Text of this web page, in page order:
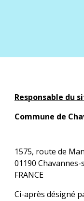
Responsable du
Commune de
1575, route de
01190
FRANCE
Ci-après désigné